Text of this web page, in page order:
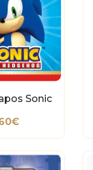
Sonic